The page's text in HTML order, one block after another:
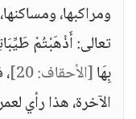
ومراكبها،
تعالى: أَذْهَبْتُمْ
بِهَا[الأحقاف: 20]